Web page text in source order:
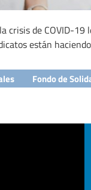
crisis de COVID-19
están
Fondo de